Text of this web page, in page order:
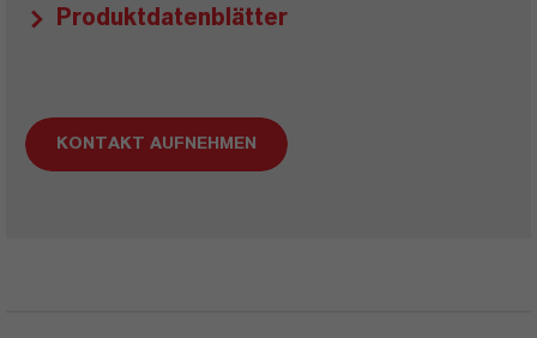
Produktdatenblätter
KONTAKT AUFNEHMEN